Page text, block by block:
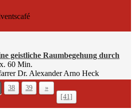
geistliche Raumbegehung durch
60 Min.
Dr. Alexander Arno Heck
38 39
»
[41]